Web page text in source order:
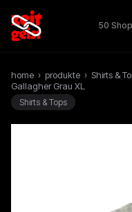
50
home › produkte › Shirts &
Gallagher Grau XL
Shirts & Tops